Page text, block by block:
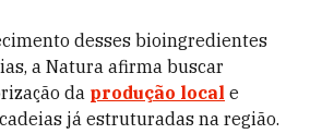
desses bioingredientes
a Natura afirma buscar
da produção local e
já estruturadas na região.